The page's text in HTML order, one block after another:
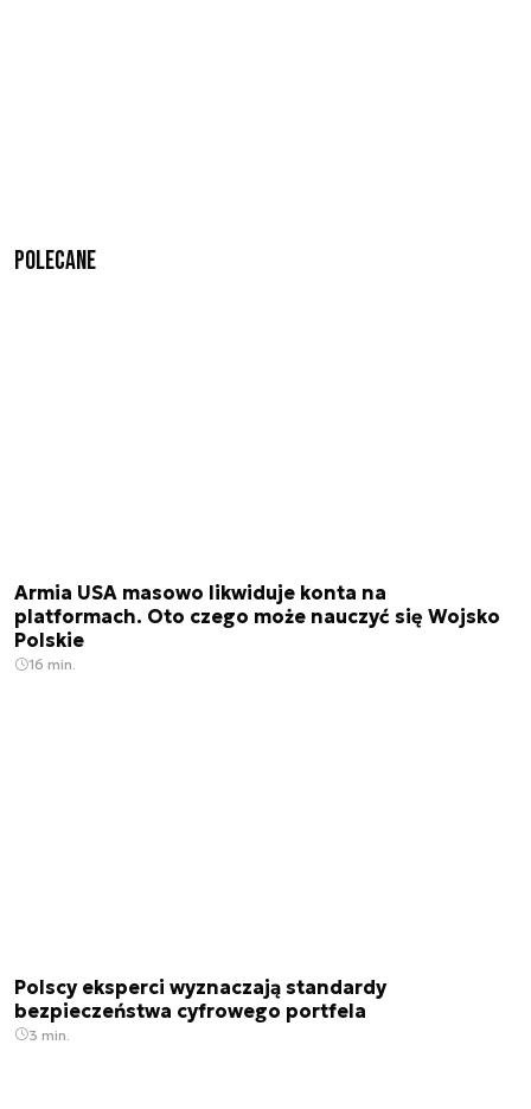
Polecane
Armia USA masowo likwiduje konta na
platformach. Oto czego może nauczyć się Wojsko
Polskie
16 min.
Polscy eksperci wyznaczają standardy
bezpieczeństwa cyfrowego portfela
3 min.